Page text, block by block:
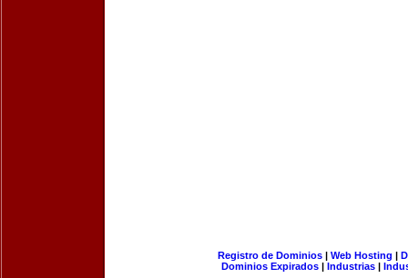
Registro de Dominios| Web Hosting |
Dominios Expirados | Industrias |